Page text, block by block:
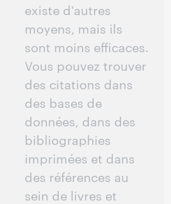
existe d'autres
moyens, mais ils
sont moins efficaces.
Vous pouvez trouver
des citations dans
des bases de
données, dans des
bibliographies
imprimées et dans
des références au
sein de livres et